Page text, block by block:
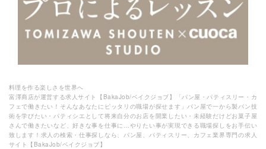
料理を作る楽しさを世界へ
富澤商店が運営する求人サイト【BakaJob/ベイクジョブ】「パン屋・パティスリー・カ
フェで働きたい！そんなあなたにピッタリの職場が探せます」パン屋で一から製パン技
術を学びたい・パティシエとして将来自分のお店を開業したい・未経験だけどお菓子屋
さんで働きたいなど、好きな事を仕事に…やりたい事が実現できる職場探しをお手伝い
致します！求人の検索・仕事探しなら、パン屋、パティスリー、カフェ業界専門の求人
サイト【BakaJob/ベイクジョブ】